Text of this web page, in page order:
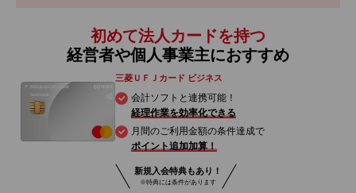
初めて法人カードを持つ
経営者や個人事業主におすすめ
三菱ＵＦＪカード ビジネス
会計ソフトと連携可能！
経理作業を効率化できる
月間のご利用金額の条件達成で
ポイント追加加算！
新規入会特典もあり！
※特典には条件があります